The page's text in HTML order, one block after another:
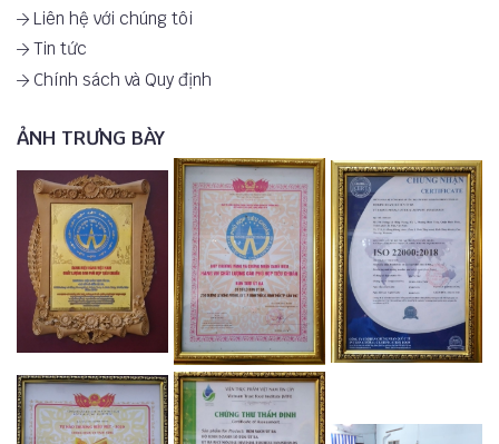
Liên hệ với chúng tôi
Tin tức
Chính sách và Quy định
ẢNH TRƯNG BÀY